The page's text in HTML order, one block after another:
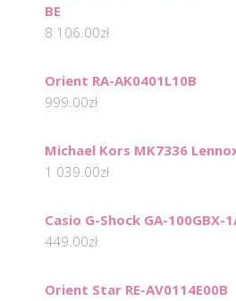
BE
8 106.00zł
Orient RA-AK0401L10B
999.00zł
Michael Kors MK7336
1 039.00zł
Casio G-Shock GA-100GBX-
449.00zł
Orient Star RE-AV0114E00B